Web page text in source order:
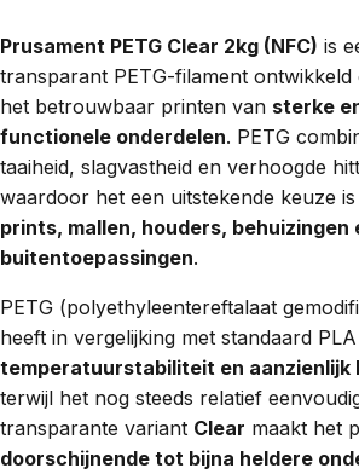
Prusament PETG Clear 2kg (NFC) is
transparant PETG-filament
het betrouwbaar printen van sterke
functionele onderdelen. PETG
taaiheid, slagvastheid en verhoogde
waardoor het een uitstekende keuze
prints, mallen, houders, behuizingen
buitentoepassingen.
PETG (polyethyleentereftalaat
heeft in vergelijking met standaard
temperatuurstabiliteit en aanzienlijk
terwijl het nog steeds relatief
transparante variant Clear maakt het
doorschijnende tot bijna heldere